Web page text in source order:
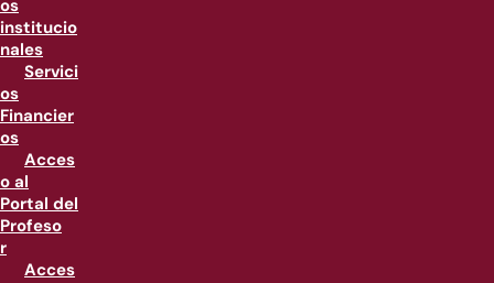
os
institucio
nales
Servici
os
Financier
os
Acces
o al
Portal del
Profeso
r
Acces